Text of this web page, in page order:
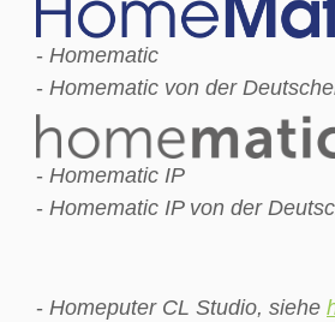
- Homematic
- Homematic von der
- Homematic IP
- Homematic IP von der
- Homeputer CL Studio, siehe